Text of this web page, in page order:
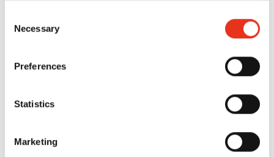
Selection
Necessary
Preferences
Statistics
Marketing
Titolo
Nessuna indicazione
Nome